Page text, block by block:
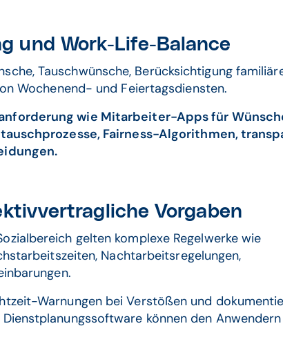
und Work-Life-Balance
Tauschwünsche, Berücksichtigung
Wochenend- und Feiertagsdiensten.
wie Mitarbeiter-Apps für
Fairness-Algorithmen,
Vorgaben
gelten komplexe Regelwerke wie
Nachtarbeitsregelungen,
Warnungen bei Verstößen und
können den Anwendern